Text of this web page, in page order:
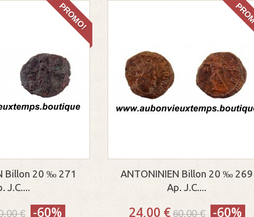
PROMO!
Billon 20 ‰ 271
J.C....
€ -60%
ANTONINIEN Billon 20 ‰ 269
Ap. J.C....
24,00 € 60,00 € -60%